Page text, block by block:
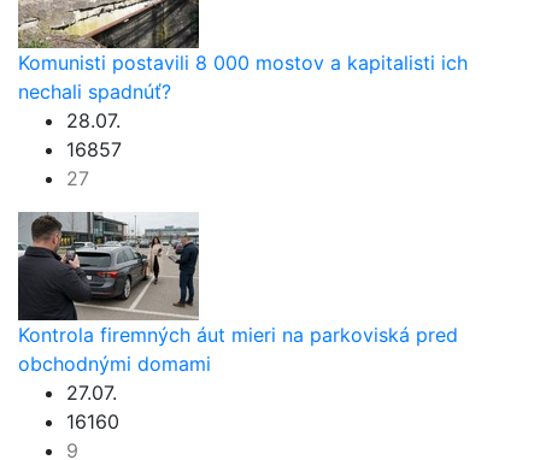
Komunisti postavili 8 000 mostov a kapitalisti ich
nechali spadnúť?
28.07.
16857
27
Kontrola firemných áut mieri na parkoviská pred
obchodnými domami
27.07.
16160
9